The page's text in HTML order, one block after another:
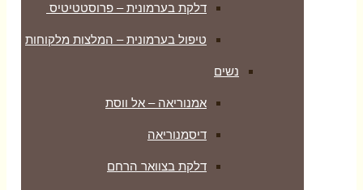
דלקת בערמונית – פרוסטטיטיס
טיפול בערמונית – המלצות מלקוחות
נשים
אמנוריאה – אל ווסת
דיסמנוריאה
דלקת בצוואר הרחם